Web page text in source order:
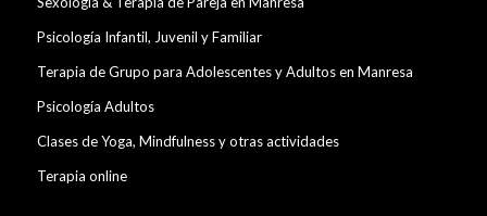
Psicología Infantil, Juvenil y Familiar
Terapia de Grupo para Adolescentes y Adultos en Manresa
Psicología Adultos
Clases de Yoga, Mindfulness y otras actividades
Terapia online